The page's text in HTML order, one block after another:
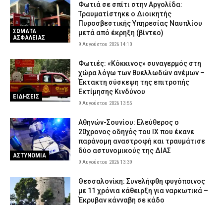
ΣΩΜΑΤΑ
ΑΣΦΑΛΕΙΑΣ
Φωτιά σε σπίτι στην Αργολίδα:
Τραυματίστηκε o Διοικητής
Πυροσβεστικής Υπηρεσίας Ναυπλίου
μετά από έκρηξη (βίντεο)
9 Αυγούστου 2026 14:10
ΕΙΔΗΣΕΙΣ
Φωτιές: «Κόκκινος» συναγερμός στη
χώρα λόγω των θυελλωδών ανέμων –
Έκτακτη σύσκεψη της επιτροπής
Εκτίμησης Κινδύνου
9 Αυγούστου 2026 13:55
ΑΣΤΥΝΟΜΙΑ
Αθηνών-Σουνίου: Ελεύθερος ο
20χρονος οδηγός του ΙΧ που έκανε
παράνομη αναστροφή και τραυμάτισε
δύο αστυνομικούς της ΔΙΑΣ
9 Αυγούστου 2026 13:39
Θεσσαλονίκη: Συνελήφθη φυγόποινος
με 11 χρόνια κάθειρξη για ναρκωτικά –
Έκρυβαν κάνναβη σε κάδο